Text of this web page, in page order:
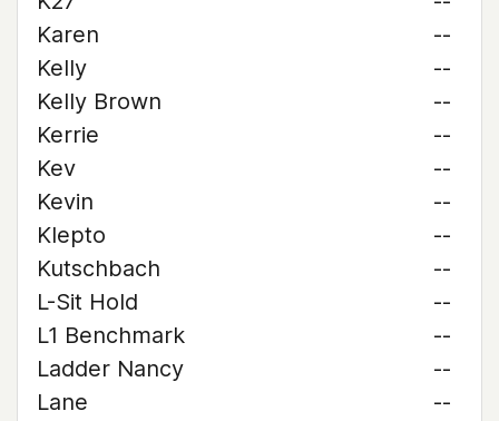
Karen
--
Kelly
--
Kelly Brown
--
Kerrie
--
Kev
--
Kevin
--
Klepto
--
Kutschbach
--
L-Sit Hold
--
L1 Benchmark
--
Ladder Nancy
--
Lane
--